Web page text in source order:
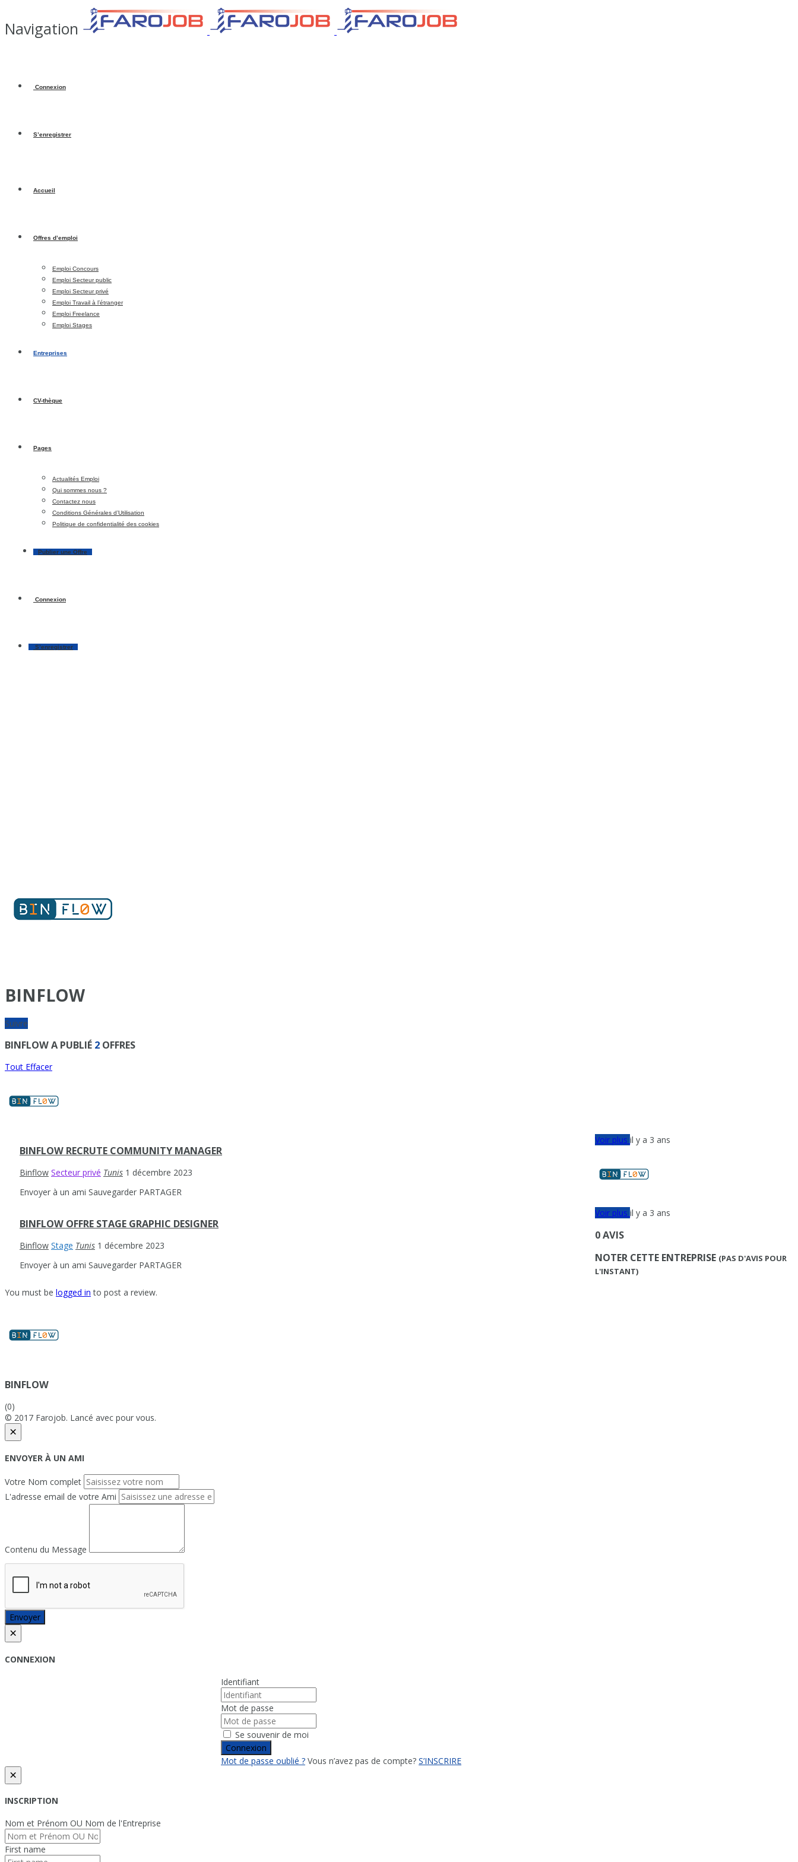
Navigation
Connexion
S’enregistrer
Accueil
Offres d’emploi
Emploi Concours
Emploi Secteur public
Emploi Secteur privé
Emploi Travail à l’étranger
Emploi Freelance
Emploi Stages
Entreprises
CV-thèque
Pages
Actualités Emploi
Qui sommes nous ?
Contactez nous
Conditions Générales d’Utilisation
Politique de confidentialité des cookies
Publier une Offre
Connexion
S’enregistrer
BINFLOW
Suivre
BINFLOW A PUBLIÉ 2 OFFRES
Tout Effacer
BINFLOW RECRUTE COMMUNITY MANAGER
Binflow Secteur privé Tunis 1 décembre 2023
Envoyer à un ami Sauvegarder PARTAGER
Voir plusil y a 3 ans
BINFLOW OFFRE STAGE GRAPHIC DESIGNER
Binflow Stage Tunis 1 décembre 2023
Envoyer à un ami Sauvegarder PARTAGER
Voir plusil y a 3 ans
0 AVIS
NOTER CETTE ENTREPRISE (PAS D'AVIS POUR
L'INSTANT)
You must be logged in to post a review.
BINFLOW
(0)
© 2017 Farojob. Lancé avec pour vous.
×
ENVOYER À UN AMI
Votre Nom complet
L'adresse email de votre Ami
Contenu du Message
Envoyer
×
CONNEXION
Identifiant
Mot de passe
Se souvenir de moi
Connexion
Mot de passe oublié ? Vous n’avez pas de compte? S’INSCRIRE
×
INSCRIPTION
Nom et Prénom OU Nom de l'Entreprise
First name